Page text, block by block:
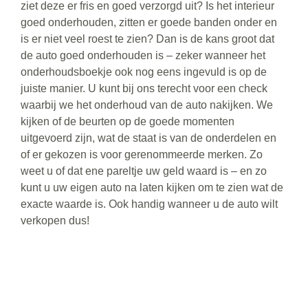
ziet deze er fris en goed verzorgd uit? Is het interieur
goed onderhouden, zitten er goede banden onder en
is er niet veel roest te zien? Dan is de kans groot dat
de auto goed onderhouden is – zeker wanneer het
onderhoudsboekje ook nog eens ingevuld is op de
juiste manier. U kunt bij ons terecht voor een check
waarbij we het onderhoud van de auto nakijken. We
kijken of de beurten op de goede momenten
uitgevoerd zijn, wat de staat is van de onderdelen en
of er gekozen is voor gerenommeerde merken. Zo
weet u of dat ene pareltje uw geld waard is – en zo
kunt u uw eigen auto na laten kijken om te zien wat de
exacte waarde is. Ook handig wanneer u de auto wilt
verkopen dus!